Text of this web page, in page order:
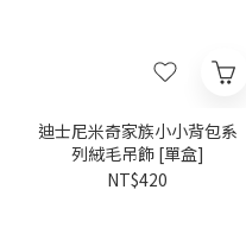
迪士尼米奇家族小小背包系
列絨毛吊飾 [單盒]
NT$420